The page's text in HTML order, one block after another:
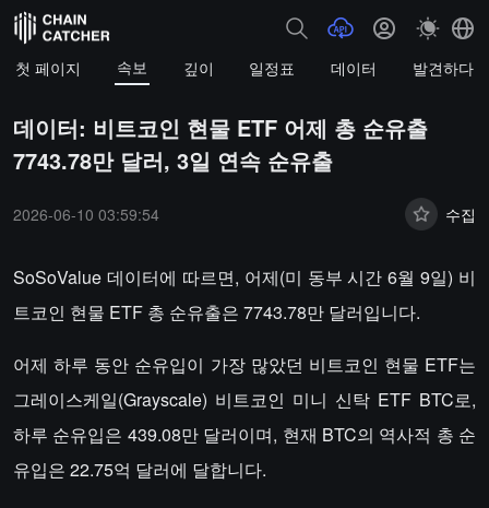
첫 페이지 속보 깊이 일정표 데이터 발견하다
데이터: 비트코인 현물 ETF 어제 총 순유출
7743.78만 달러, 3일 연속 순유출
2026-06-10 03:59:54 수집
SoSoValue 데이터에 따르면, 어제(미 동부 시간 6월 9일) 비
트코인 현물 ETF 총 순유출은 7743.78만 달러입니다.
어제 하루 동안 순유입이 가장 많았던 비트코인 현물 ETF는
그레이스케일(Grayscale) 비트코인 미니 신탁 ETF BTC로,
하루 순유입은 439.08만 달러이며, 현재 BTC의 역사적 총 순
유입은 22.75억 달러에 달합니다.